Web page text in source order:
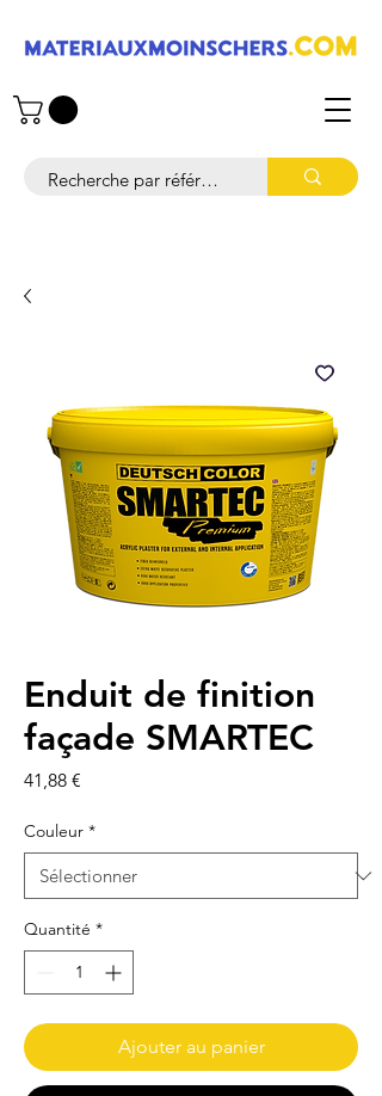
Enduit de finition
façade SMARTEC
41,88 €
Couleur *
Quantité *
Ajouter au panier